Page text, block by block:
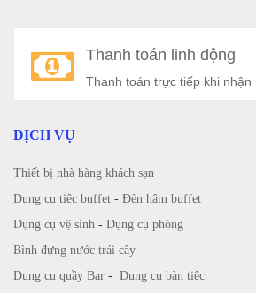
Thanh toán linh động
Thanh toán trực tiếp khi nhận
DỊCH VỤ
Thiết bị nhà hàng khách sạn
Dụng cụ tiệc buffet - Đèn hâm buffet
Dụng cụ vệ sinh - Dụng cụ phòng
Bình đựng nước trái cây
Dụng cụ quầy Bar - Dụng cụ bàn tiệc